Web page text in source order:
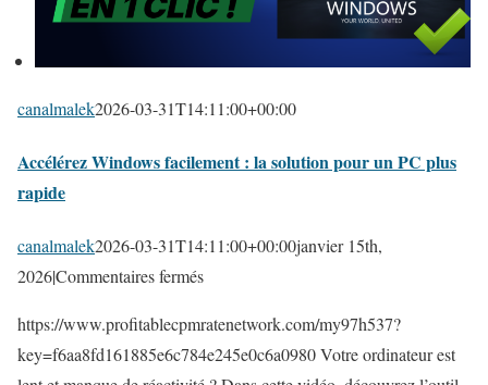
canalmalek2026-03-31T14:11:00+00:00
Accélérez Windows facilement : la solution pour un PC plus
rapide
canalmalek2026-03-31T14:11:00+00:00janvier 15th,
2026|Commentaires ferméss
r
A
https://www.profitablecpmratenetwork.com/my97h537?
key=f6aa8fd161885e6c784e245e0c6a0980 Votre ordinateur est